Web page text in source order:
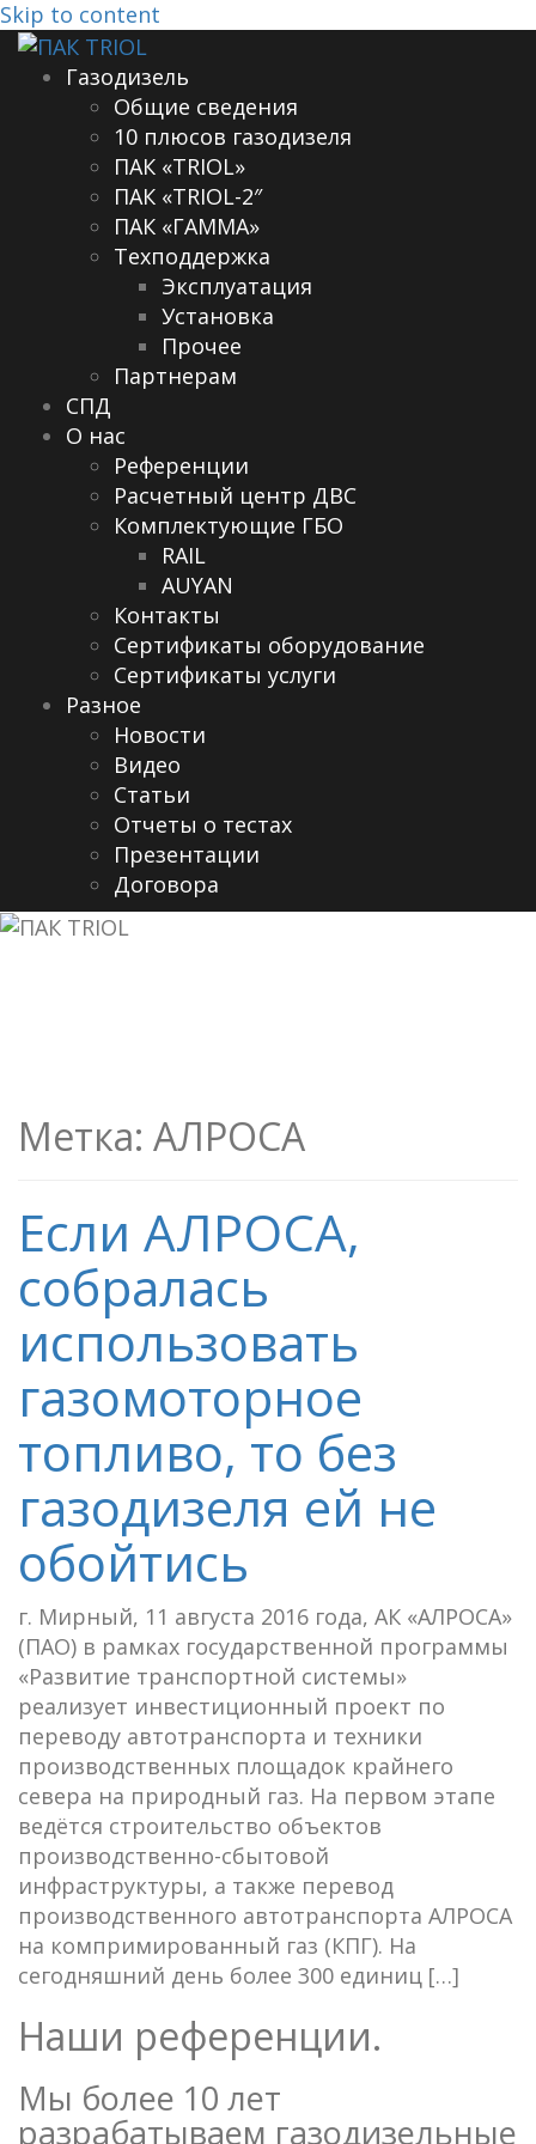
Skip to content
Газодизель
Общие сведения
10 плюсов газодизеля
ПАК «TRIOL»
ПАК «TRIOL-2″
ПАК «ГАММА»
Техподдержка
Эксплуатация
Установка
Прочее
Партнерам
СПД
О нас
Референции
Расчетный центр ДВС
Комплектующие ГБО
RAIL
AUYAN
Контакты
Сертификаты оборудование
Сертификаты услуги
Разное
Новости
Видео
Cтатьи
Отчеты о тестах
Презентации
Договора
Метка: АЛРОСА
Если АЛРОСА,
собралась
использовать
газомоторное
топливо, то без
газодизеля ей не
обойтись
г. Мирный, 11 августа 2016 года, АК «АЛРОСА»
(ПАО) в рамках государственной программы
«Развитие транспортной системы»
реализует инвестиционный проект по
переводу автотранспорта и техники
производственных площадок крайнего
севера на природный газ. На первом этапе
ведётся строительство объектов
производственно-сбытовой
инфраструктуры, а также перевод
производственного автотранспорта АЛРОСА
на компримированный газ (КПГ). На
сегодняшний день более 300 единиц […]
Наши референции.
Мы более 10 лет
разрабатываем газодизельные